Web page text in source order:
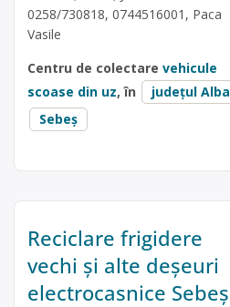
0258/730818, 0744516001, Paca
Vasile
Centru de colectare vehicule
scoase din uz, în
județul Alba
Sebeș
Reciclare frigidere
vechi și alte deșeuri
electrocasnice Sebeș